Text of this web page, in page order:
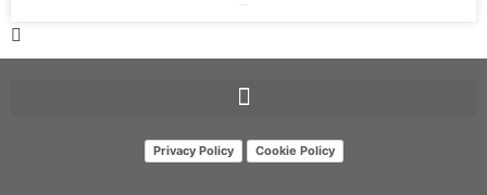
Privacy Policy Cookie Policy